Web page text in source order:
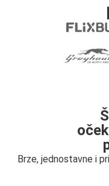
Brze, jednostavne i